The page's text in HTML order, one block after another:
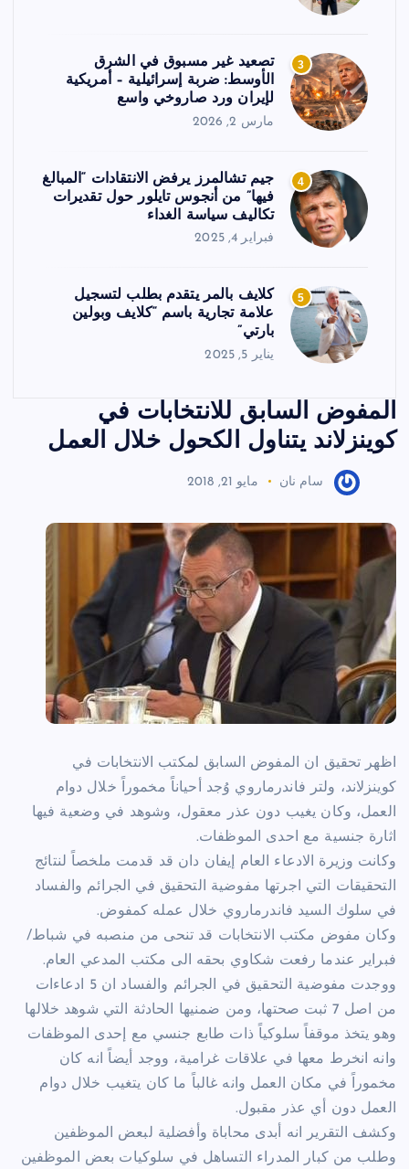
3
تصعيد غير مسبوق في الشرق
الأوسط: ضربة إسرائيلية – أمريكية
لإيران ورد صاروخي واسع
مارس 2, 2026
4
جيم تشالمرز يرفض الانتقادات “المبالغ
فيها” من أنجوس تايلور حول تقديرات
تكاليف سياسة الغداء
فبراير 4, 2025
5
كلايف بالمر يتقدم بطلب لتسجيل
علامة تجارية باسم “كلايف وبولين
بارتي”
يناير 5, 2025
المفوض السابق للانتخابات في
كوينزلاند يتناول الكحول خلال العمل
سام نان مايو 21, 2018
اظهر تحقيق ان المفوض السابق لمكتب الانتخابات في
كوينزلاند، ولتر فاندرماروي وُجد أحياناً مخموراً خلال دوام
العمل، وكان يغيب دون عذر معقول، وشوهد في وضعية فيها
اثارة جنسية مع احدى الموظفات.
وكانت وزيرة الادعاء العام إيفان دان قد قدمت ملخصاً لنتائج
التحقيقات التي اجرتها مفوضية التحقيق في الجرائم والفساد
في سلوك السيد فاندرماروي خلال عمله كمفوض.
وكان مفوض مكتب الانتخابات قد تنحى من منصبه في شباط/
فبراير عندما رفعت شكاوي بحقه الى مكتب المدعي العام.
ووجدت مفوضية التحقيق في الجرائم والفساد ان 5 ادعاءات
من اصل 7 ثبت صحتها، ومن ضمنيها الحادثة التي شوهد خلالها
وهو يتخذ موقفاً سلوكياً ذات طابع جنسي مع إحدى الموظفات
وانه انخرط معها في علاقات غرامية، ووجد أيضاً انه كان
مخموراً في مكان العمل وانه غالباً ما كان يتغيب خلال دوام
العمل دون أي عذر مقبول.
وكشف التقرير انه أبدى محاباة وأفضلية لبعض الموظفين
وطلب من كبار المدراء التساهل في سلوكيات بعض الموظفين